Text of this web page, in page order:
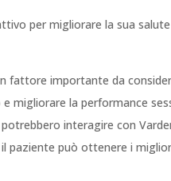
per migliorare la sua
fattore importante da
migliorare la performance
interagire con
paziente può ottenere i